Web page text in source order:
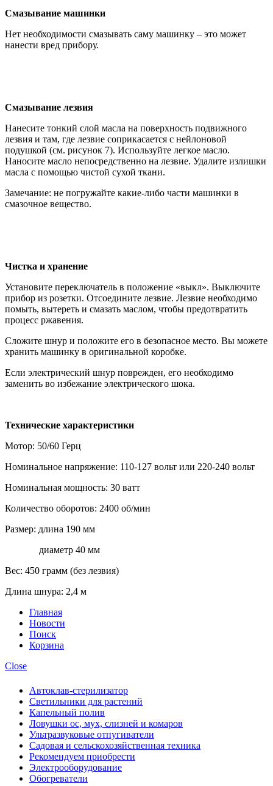
Смазывание машинки
Нет необходимости смазывать саму машинку – это может
нанести вред прибору.
Смазывание лезвия
Нанесите тонкий слой масла на поверхность подвижного
лезвия и там, где лезвие соприкасается с нейлоновой
подушкой (см. рисунок 7). Используйте легкое масло.
Наносите масло непосредственно на лезвие. Удалите излишки
масла с помощью чистой сухой ткани.
Замечание: не погружайте какие-либо части машинки в
смазочное вещество.
Чистка и хранение
Установите переключатель в положение «выкл». Выключите
прибор из розетки. Отсоедините лезвие. Лезвие необходимо
помыть, вытереть и смазать маслом, чтобы предотвратить
процесс ржавения.
Сложите шнур и положите его в безопасное место. Вы можете
хранить машинку в оригинальной коробке.
Если электрический шнур поврежден, его необходимо
заменить во избежание электрического шока.
Технические характеристики
Мотор: 50/60 Герц
Номинальное напряжение: 110-127 вольт или 220-240 вольт
Номинальная мощность: 30 ватт
Количество оборотов: 2400 об/мин
Размер: длина 190 мм
диаметр 40 мм
Вес: 450 грамм (без лезвия)
Длина шнура: 2,4 м
Главная
Новости
Поиск
Корзина
Close
Автоклав-стерилизатор
Светильники для растений
Капельный полив
Ловушки ос, мух, слизней и комаров
Ультразвуковые отпугиватели
Садовая и сельскохозяйственная техника
Рекомендуем приобрести
Электрооборудование
Обогреватели